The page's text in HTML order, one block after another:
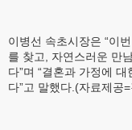
이병선 속초시장은 “이
를 찾고, 자연스러운 만
다”며 “결혼과 가정에
다”고 말했다.(자료제공